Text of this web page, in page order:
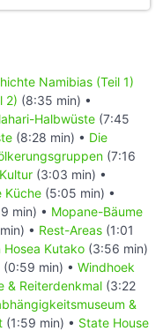
Namibias (Teil 1)
2) (8:35 min) •
Halbwüste (7:45
(8:28 min) • Die
(7:16
(3:03 min) •
Küche (5:05 min) •
min) • Mopane-Bäume
• Rest-Areas (1:01
Hosea Kutako (3:56 min)
(0:59 min) • Windhoek
& Reiterdenkmal (3:22
&
(1:59 min) • State House